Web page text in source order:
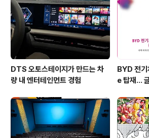
비스에서 프리미엄 멀티채널 서라운드 사운드로 인기 영화
와 미드를 즐길 수 있습니다. DTS-HD란? DTS-HD는
TS의 ..
DTS 오토스테이지가 만드는 차
량 내 엔터테인먼트 경험
BYD 전
e 탑재…